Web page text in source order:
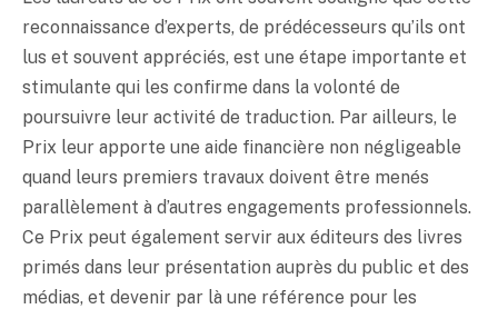
reconnaissance d’experts, de prédécesseurs qu’ils ont
lus et souvent appréciés, est une étape importante et
stimulante qui les confirme dans la volonté de
poursuivre leur activité de traduction. Par ailleurs, le
Prix leur apporte une aide financière non négligeable
quand leurs premiers travaux doivent être menés
parallèlement à d’autres engagements professionnels.
Ce Prix peut également servir aux éditeurs des livres
primés dans leur présentation auprès du public et des
médias, et devenir par là une référence pour les